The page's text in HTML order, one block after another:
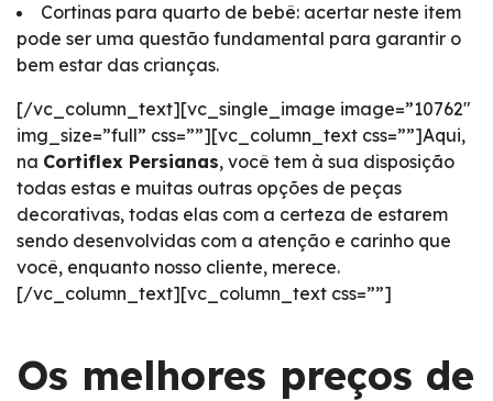
Cortinas para quarto de bebê: acertar neste item
pode ser uma questão fundamental para garantir o
bem estar das crianças.
[/vc_column_text][vc_single_image image=”10762″
img_size=”full” css=””][vc_column_text css=””]Aqui,
na Cortiflex Persianas, você tem à sua disposição
todas estas e muitas outras opções de peças
decorativas, todas elas com a certeza de estarem
sendo desenvolvidas com a atenção e carinho que
você, enquanto nosso cliente, merece.
[/vc_column_text][vc_column_text css=””]
Os melhores preços de